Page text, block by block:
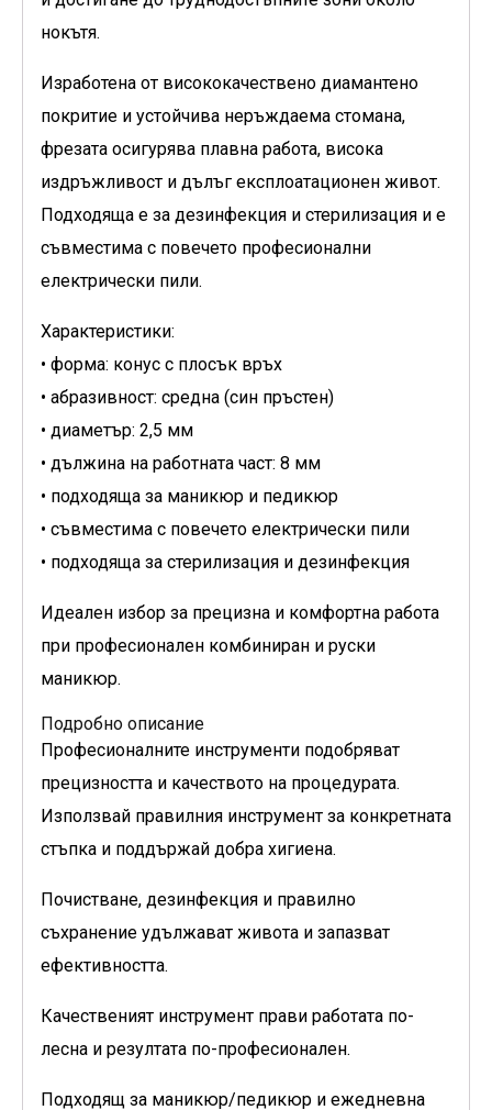
нокътя.
Изработена от висококачествено диамантено
покритие и устойчива неръждаема стомана,
фрезата осигурява плавна работа, висока
издръжливост и дълъг експлоатационен живот.
Подходяща е за дезинфекция и стерилизация и е
съвместима с повечето професионални
електрически пили.
Характеристики:
• форма: конус с плосък връх
• абразивност: средна (син пръстен)
• диаметър: 2,5 мм
• дължина на работната част: 8 мм
• подходяща за маникюр и педикюр
• съвместима с повечето електрически пили
• подходяща за стерилизация и дезинфекция
Идеален избор за прецизна и комфортна работа
при професионален комбиниран и руски
маникюр.
Подробно описание
Професионалните инструменти подобряват
прецизността и качеството на процедурата.
Използвай правилния инструмент за конкретната
стъпка и поддържай добра хигиена.
Почистване, дезинфекция и правилно
съхранение удължават живота и запазват
ефективността.
Качественият инструмент прави работата по-
лесна и резултата по-професионален.
Подходящ за маникюр/педикюр и ежедневна